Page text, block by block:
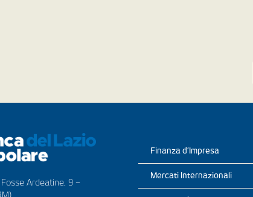
Ardeatine, 9 –
Finanza d’Impresa
Mercati Internazionali